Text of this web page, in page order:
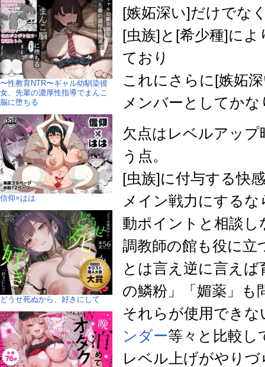
[嫉妬深い]だけでな
[虫族]と[希少種]に
ており
これにさらに[嫉妬
メンバーとしてかな
欠点はレベルアップ
う点。
[虫族]に付与する快
メイン戦力にする
動ポイントと相談し
調教師の館も役に立
とは言え逆に言え
の鱗粉」「媚薬」も
それらが使用できな
ンダー等々と比較し
レベル上げがやり
〜性教育NTR〜ギャル幼馴染彼
女、先輩の濃厚性指導でまんこ
脳に堕ちる
信仰×はは
どうせ死ぬから、好きにして